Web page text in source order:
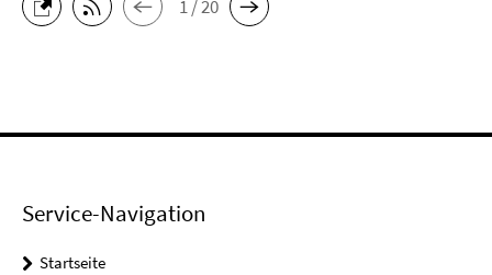
1 / 20
Service-Navigation
Startseite